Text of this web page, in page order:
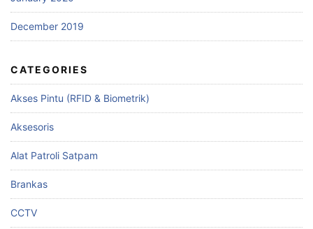
December 2019
CATEGORIES
Akses Pintu (RFID & Biometrik)
Aksesoris
Alat Patroli Satpam
Brankas
CCTV